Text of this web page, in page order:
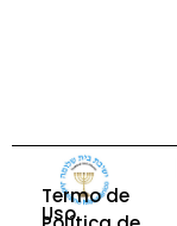
Termo de
Uso